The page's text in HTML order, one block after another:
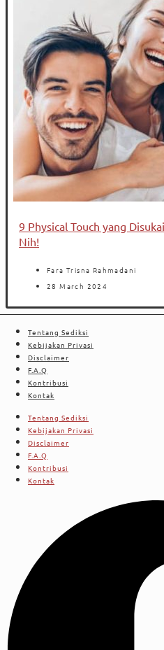
9 Physical Touch yang
Nih!
Fara Trisna Rahmadani
28 March 2024
Tentang Sediksi
Kebijakan Privasi
Disclaimer
F.A.Q
Kontribusi
Kontak
Tentang Sediksi
Kebijakan Privasi
Disclaimer
F.A.Q
Kontribusi
Kontak